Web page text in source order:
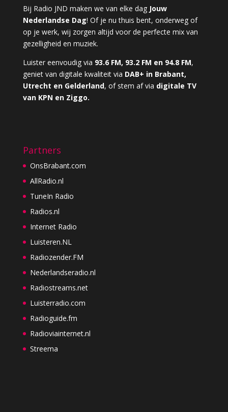
Bij Radio JND maken we van elke dag Jouw
Nederlandse Dag! Of je nu thuis bent, onderweg of
op je werk, wij zorgen altijd voor de perfecte mix van
gezelligheid en muziek.
Luister eenvoudig via 93.6 FM, 93.2 FM en 94.8 FM,
geniet van digitale kwaliteit via DAB+ in Brabant,
Utrecht en Gelderland, of stem af via digitale TV
van KPN en Ziggo.
Partners
OnsBrabant.com
AllRadio.nl
TuneIn Radio
Radios.nl
Internet Radio
Luisteren.NL
Radiozender.FM
Nederlandseradio.nl
Radiostreams.net
Luisterradio.com
Radioguide.fm
Radioviainternet.nl
Streema